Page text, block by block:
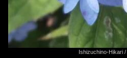
Ishizuchino-Hikari